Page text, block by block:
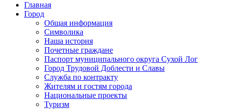
Главная
Город
Общая информация
Символика
Наша история
Почетные граждане
Паспорт муниципального округа Сухой Лог
Город Трудовой Доблести и Славы
Служба по контракту
Жителям и гостям города
Национальные проекты
Туризм